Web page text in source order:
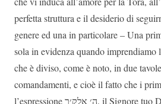
perfetta struttura e il desiderio di
genere ed una in particolare – Una
sola in evidenza quando
che è diviso, come è noto, in due
comandamenti, e cioè il fatto che i
l’espressioneה׳ אלק׳ך, il Signore tuo